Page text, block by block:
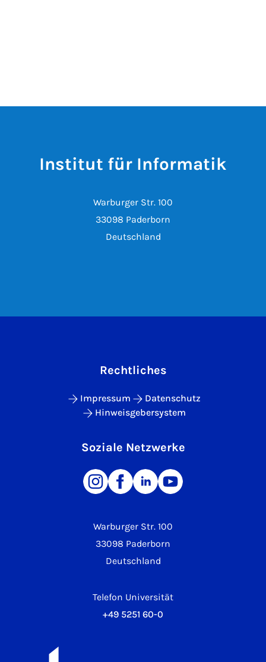
Institut für Informatik
Warburger Str. 100
33098 Paderborn
Deutschland
Warburger Str. 100
33098 Paderborn
Deutschland
Telefon Universität
+49 5251 60-0
Rechtliches
Impressum
Datenschutz
Hinweisgebersystem
Soziale Netzwerke